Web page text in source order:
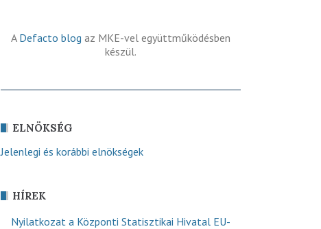
A Defacto blog az MKE-vel együttműködésben
készül.
ELNÖKSÉG
Jelenlegi és korábbi elnökségek
HÍREK
Nyilatkozat a Központi Statisztikai Hivatal EU-